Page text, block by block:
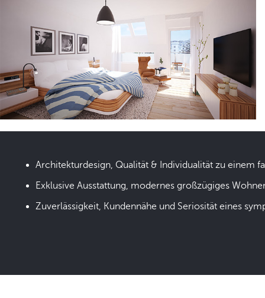
Architekturdesign, Qualität & Individualität zu einem
Exklusive Ausstattung, modernes großzügiges
Zuverlässigkeit, Kundennähe und Seriosität eines